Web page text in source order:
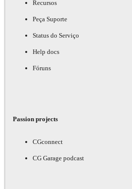
Recursos
Peça Suporte
Status do Serviço
Help docs
Fóruns
Passion projects
CGconnect
CG Garage podcast